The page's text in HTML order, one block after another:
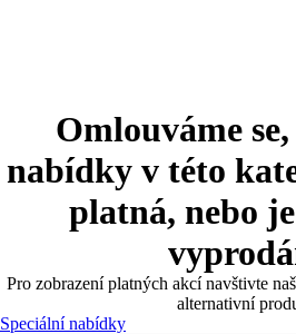
Omlouváme
nabídky v této
platná, nebo
Pro zobrazení platných akcí navštivte
alternativní
Speciální nabídky